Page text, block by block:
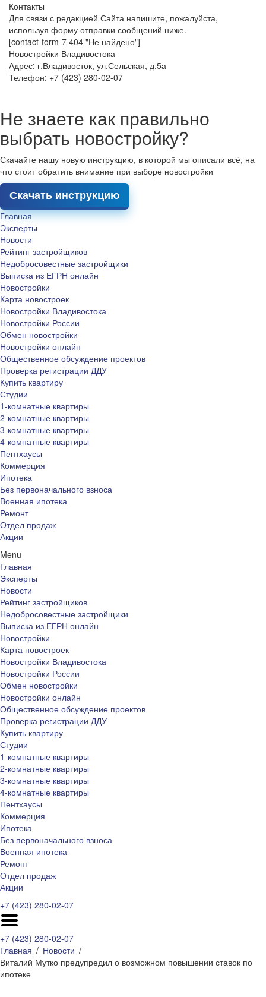
Контакты
Для связи с редакцией Сайта напишите, пожалуйста,
используя форму отправки сообщений ниже.
[contact-form-7 404 "Не найдено"]
Новостройки Владивостока
Адрес: г.Владивосток, ул.Сельская, д.5а
Телефон: +7 (423) 280-02-07
Не знаете как правильно
выбрать новостройку?
Скачайте нашу новую инструкцию, в которой мы описали всё, на
что стоит обратить внимание при выборе новостройки
Скачать инструкцию
Главная
Эксперты
Новости
Рейтинг застройщиков
Недобросовестные застройщики
Выписка из ЕГРН онлайн
Новостройки
Карта новостроек
Новостройки Владивостока
Новостройки России
Обмен новостройки
Новостройки онлайн
Общественное обсуждение проектов
Проверка регистрации ДДУ
Купить квартиру
Студии
1-комнатные квартиры
2-комнатные квартиры
3-комнатные квартиры
4-комнатные квартиры
Пентхаусы
Коммерция
Ипотека
Без первоначального взноса
Военная ипотека
Ремонт
Отдел продаж
Акции
Menu
Главная
Эксперты
Новости
Рейтинг застройщиков
Недобросовестные застройщики
Выписка из ЕГРН онлайн
Новостройки
Карта новостроек
Новостройки Владивостока
Новостройки России
Обмен новостройки
Новостройки онлайн
Общественное обсуждение проектов
Проверка регистрации ДДУ
Купить квартиру
Студии
1-комнатные квартиры
2-комнатные квартиры
3-комнатные квартиры
4-комнатные квартиры
Пентхаусы
Коммерция
Ипотека
Без первоначального взноса
Военная ипотека
Ремонт
Отдел продаж
Акции
+7 (423) 280-02-07
+7 (423) 280-02-07
Главная
Новости
Виталий Мутко предупредил о возможном повышении ставок по
ипотеке